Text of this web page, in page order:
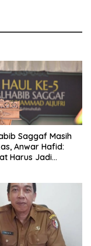
Saggaf Masih
Anwar Hafid:
Harus Jadi